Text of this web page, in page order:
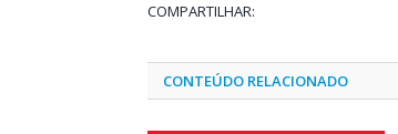
COMPARTILHAR:
CONTEÚDO RELACIONADO